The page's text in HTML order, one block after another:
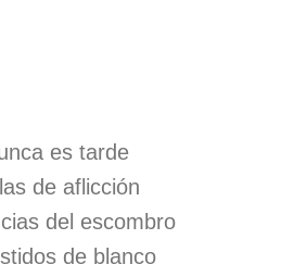
es tarde
de aflicción
del escombro
de blanco